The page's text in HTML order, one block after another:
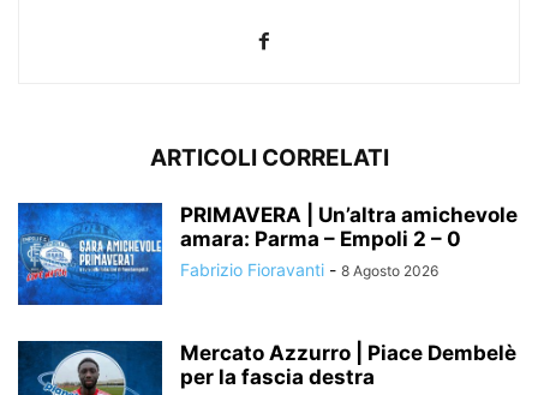
ARTICOLI CORRELATI
PRIMAVERA | Un’altra amichevole
amara: Parma – Empoli 2 – 0
Fabrizio Fioravanti - 8 Agosto 2026
Mercato Azzurro | Piace Dembelè
per la fascia destra